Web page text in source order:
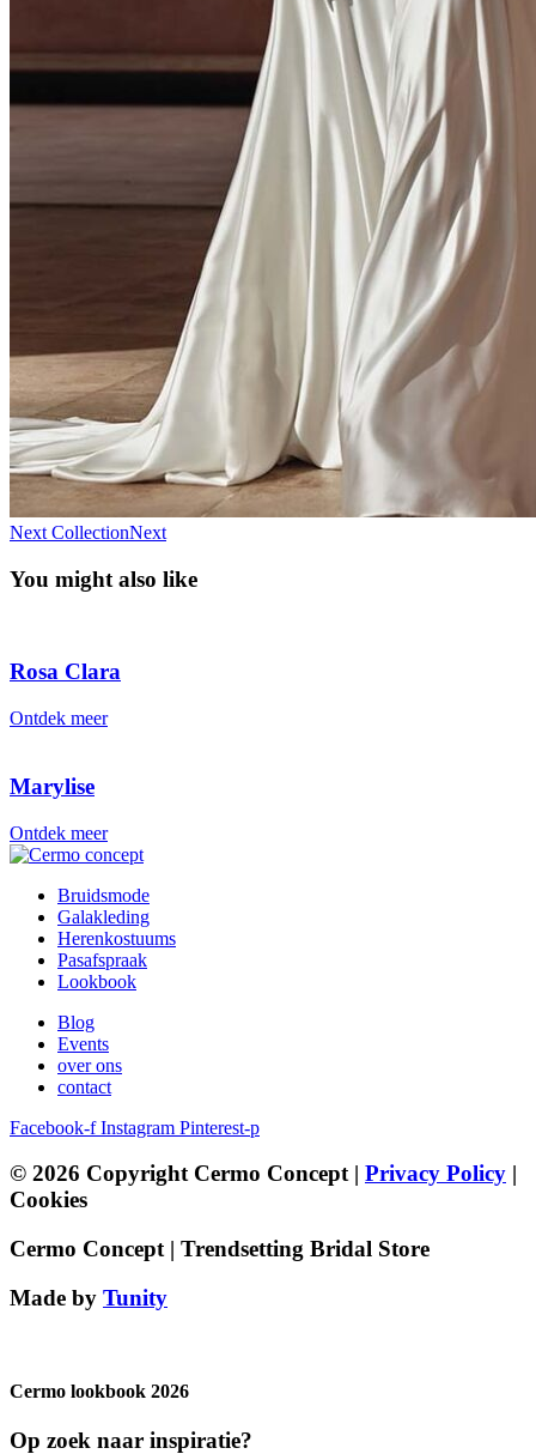
Next CollectionNext
You might also like
Rosa Clara
Ontdek meer
Marylise
Ontdek meer
Bruidsmode
Galakleding
Herenkostuums
Pasafspraak
Lookbook
Blog
Events
over ons
contact
Facebook-f Instagram Pinterest-p
© 2026 Copyright Cermo Concept | Privacy Policy |
Cookies
Cermo Concept | Trendsetting Bridal Store
Made by Tunity
Cermo lookbook 2026
Op zoek naar inspiratie?